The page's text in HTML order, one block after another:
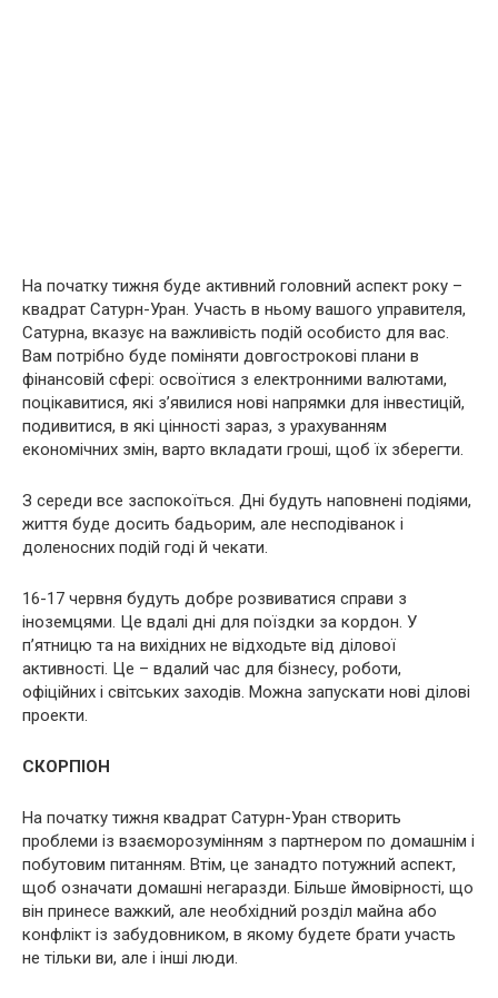
На початку тижня буде активний головний аспект року –
квадрат Сатурн-Уран. Участь в ньому вашого управителя,
Сатурна, вказує на важливість подій особисто для вас.
Вам потрібно буде поміняти довгострокові плани в
фінансовій сфері: освоїтися з електронними валютами,
поцікавитися, які з’явилися нові напрямки для інвестицій,
подивитися, в які цінності зараз, з урахуванням
економічних змін, варто вкладати гроші, щоб їх зберегти.
З середи все заспокоїться. Дні будуть наповнені подіями,
життя буде досить бадьорим, але несподіванок і
доленосних подій годі й чекати.
16-17 червня будуть добре розвиватися справи з
іноземцями. Це вдалі дні для поїздки за кордон. У
п’ятницю та на вихідних не відходьте від ділової
активності. Це – вдалий час для бізнесу, роботи,
офіційних і світських заходів. Можна запускати нові ділові
проекти.
СКОРПІОН
На початку тижня квадрат Сатурн-Уран створить
проблеми із взаєморозумінням з партнером по домашнім і
побутовим питанням. Втім, це занадто потужний аспект,
щоб означати домашні негаразди. Більше ймовірності, що
він принесе важкий, але необхідний розділ майна або
конфлікт із забудовником, в якому будете брати участь
не тільки ви, але і інші люди.